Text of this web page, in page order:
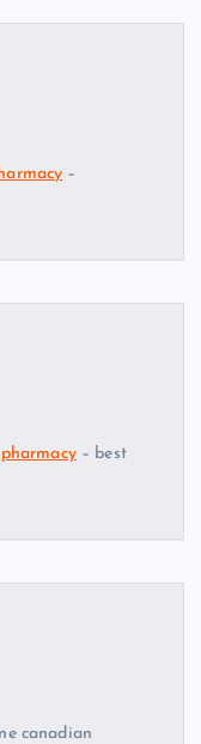
–
– best
canadian